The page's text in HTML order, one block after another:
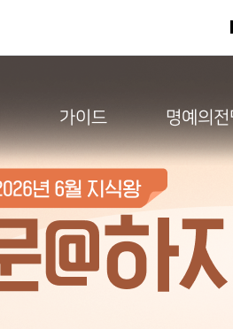
가이드 명예의